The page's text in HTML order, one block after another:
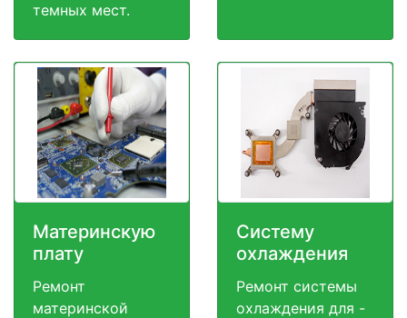
темных мест.
Материнскую
плату
Ремонт
материнской
Систему
охлаждения
Ремонт системы
охлаждения для -